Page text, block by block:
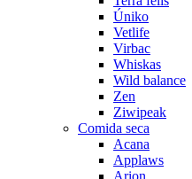
Úniko
Vetlife
Virbac
Whiskas
Wild balance
Zen
Ziwipeak
Comida seca
Acana
Applaws
Arion